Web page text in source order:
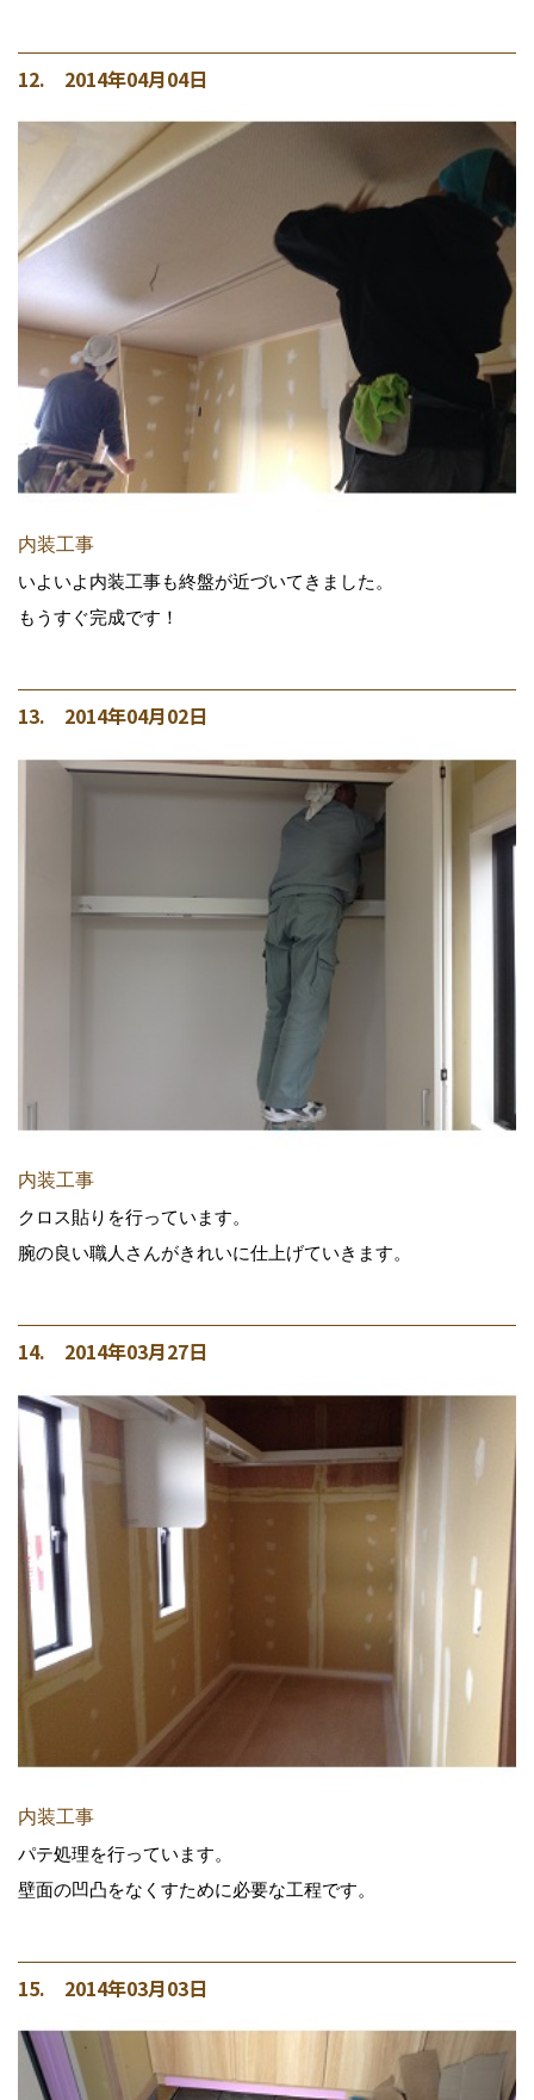
12. 2014年04月04日
内装工事
いよいよ内装工事も終盤が近づいてきました。
もうすぐ完成です！
13. 2014年04月02日
内装工事
クロス貼りを行っています。
腕の良い職人さんがきれいに仕上げていきます。
14. 2014年03月27日
内装工事
パテ処理を行っています。
壁面の凹凸をなくすために必要な工程です。
15. 2014年03月03日